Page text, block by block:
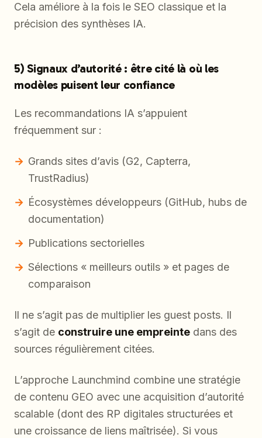
Cela améliore à la fois le SEO classique et la
précision des synthèses IA.
5) Signaux d’autorité : être cité là où les
modèles puisent leur confiance
Les recommandations IA s’appuient
fréquemment sur :
Grands sites d’avis (G2, Capterra,
TrustRadius)
Écosystèmes développeurs (GitHub, hubs de
documentation)
Publications sectorielles
Sélections « meilleurs outils » et pages de
comparaison
Il ne s’agit pas de multiplier les guest posts. Il
s’agit de construire une empreinte dans des
sources régulièrement citées.
L’approche Launchmind combine une stratégie
de contenu GEO avec une acquisition d’autorité
scalable (dont des RP digitales structurées et
une croissance de liens maîtrisée). Si vous